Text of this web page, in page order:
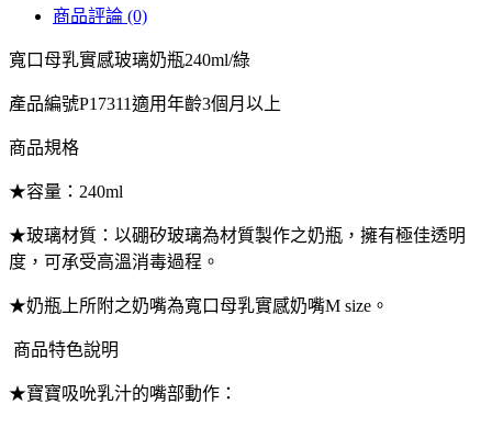
商品評論 (0)
寬口母乳實感玻璃奶瓶240ml/綠
產品編號P17311適用年齡3個月以上
商品規格
★容量：240ml
★玻璃材質：以硼矽玻璃為材質製作之奶瓶，擁有極佳透明
度，可承受高溫消毒過程。
★奶瓶上所附之奶嘴為寬口母乳實感奶嘴M size。
商品特色說明
★寶寶吸吮乳汁的嘴部動作：